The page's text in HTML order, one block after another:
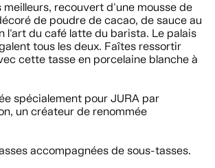
meilleurs, recouvert d'une mousse de
de poudre de cacao, de sauce au
l'art du café latte du barista. Le palais
tous les deux. Faîtes ressortir
cette tasse en porcelaine blanche à
spécialement pour JURA par
un créateur de renommée
accompagnées de sous-tasses.